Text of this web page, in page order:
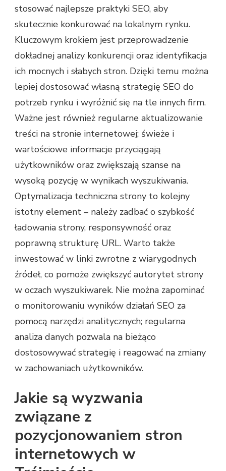
stosować najlepsze praktyki SEO, aby
skutecznie konkurować na lokalnym rynku.
Kluczowym krokiem jest przeprowadzenie
dokładnej analizy konkurencji oraz identyfikacja
ich mocnych i słabych stron. Dzięki temu można
lepiej dostosować własną strategię SEO do
potrzeb rynku i wyróżnić się na tle innych firm.
Ważne jest również regularne aktualizowanie
treści na stronie internetowej; świeże i
wartościowe informacje przyciągają
użytkowników oraz zwiększają szanse na
wysoką pozycję w wynikach wyszukiwania.
Optymalizacja techniczna strony to kolejny
istotny element – należy zadbać o szybkość
ładowania strony, responsywność oraz
poprawną strukturę URL. Warto także
inwestować w linki zwrotne z wiarygodnych
źródeł, co pomoże zwiększyć autorytet strony
w oczach wyszukiwarek. Nie można zapominać
o monitorowaniu wyników działań SEO za
pomocą narzędzi analitycznych; regularna
analiza danych pozwala na bieżąco
dostosowywać strategię i reagować na zmiany
w zachowaniach użytkowników.
Jakie są wyzwania
związane z
pozycjonowaniem stron
internetowych w